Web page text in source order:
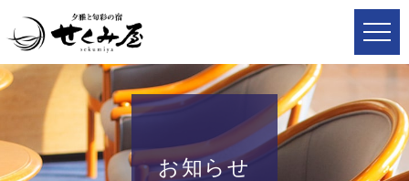
お知らせ